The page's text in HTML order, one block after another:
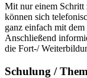
Feld
leer.
lasse
dieses
Feld
leer.
Mit nur einem Schritt
können sich
ganz einfach mit
Anschließend
die Fort-/
Schulung /